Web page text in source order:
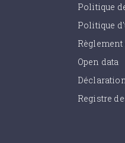
Politique
Politique
Open data
Registre